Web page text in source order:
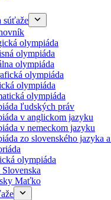
súťaže
olympiáda
olympiáda
olympiáda
olympiáda
olympiáda
olympiáda
ľudských práv
v anglickom jazyku
v nemeckom jazyku
zo slovenského jazyka
olympiáda
Maťko